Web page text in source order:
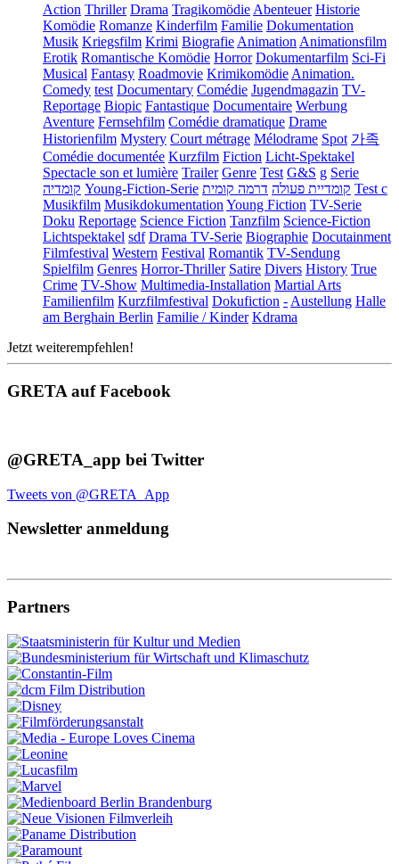
Action Thriller Drama Tragikomödie Abenteuer Historie
Komödie Romanze Kinderfilm Familie Dokumentation
Musik Kriegsfilm Krimi Biografie Animation Animationsfilm
Erotik Romantische Komödie Horror Dokumentarfilm Sci-Fi
Musical Fantasy Roadmovie Krimikomödie Animation.
Comedy test Documentary Comédie Jugendmagazin TV-
Reportage Biopic Fantastique Documentaire Werbung
Aventure Fernsehfilm Comédie dramatique Drame
Historienfilm Mystery Court métrage Mélodrame Spot 가족
Comédie documentée Kurzfilm Fiction Licht-Spektakel
Spectacle son et lumière Trailer Genre Test G&S g Serie
קומדיה Young-Fiction-Serie קומדיית פעולה דרמה קומית
Test c
Musikfilm Musikdokumentation Young Fiction TV-Serie
Doku Reportage Science Fiction Tanzfilm Science-Fiction
Lichtspektakel sdf Drama TV-Serie Biographie Docutainment
Filmfestival Western Festival Romantik TV-Sendung
Spielfilm Genres Horror-Thriller Satire Divers History True
Crime TV-Show Multimedia-Installation Martial Arts
Familienfilm Kurzfilmfestival Dokufiction - Austellung Halle
am Berghain Berlin Familie / Kinder Kdrama
Jetzt weiterempfehlen!
GRETA auf Facebook
@GRETA_app bei Twitter
Tweets von @GRETA_App
Newsletter anmeldung
Partners